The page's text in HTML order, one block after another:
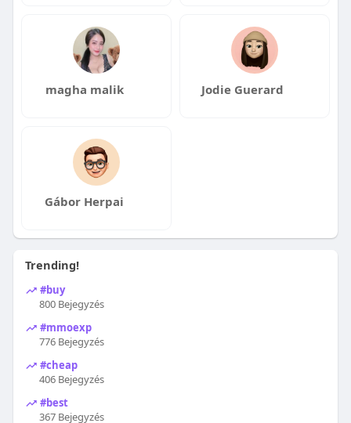
magha malik Jodie Guerard
Gábor Herpai
Trending!
#buy
800 Bejegyzés
#mmoexp
776 Bejegyzés
#cheap
406 Bejegyzés
#best
367 Bejegyzés